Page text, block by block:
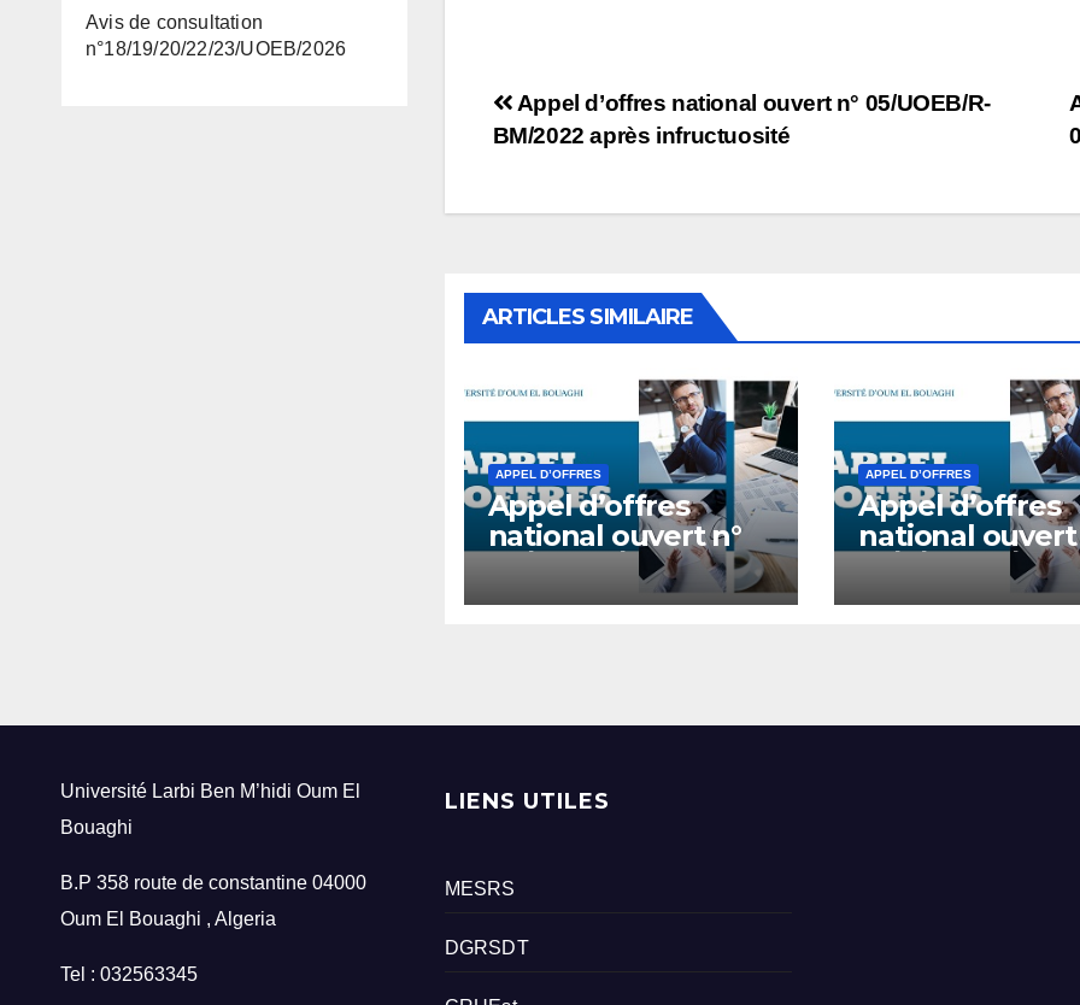
Avis de consultation
n°18/19/20/22/23/UOEB/2026
Navigation
l’article
Appel d’offres national ouvert n° 05/UOEB/R-
BM/2022 après infructuosité
ARTICLES SIMILAIRE
APPEL D’OFFRES
Appel d’offres
national ouvert n°
05/UOEB/R-
BM/2022 après
APPEL D’OFFRES
Appel d’offres
national ouvert
01/2/UOEB/R-
BM/2022
Université Larbi Ben M’hidi Oum El
Bouaghi
B.P 358 route de constantine 04000
Oum El Bouaghi , Algeria
Tel : 032563345
LIENS UTILES
MESRS
DGRSDT